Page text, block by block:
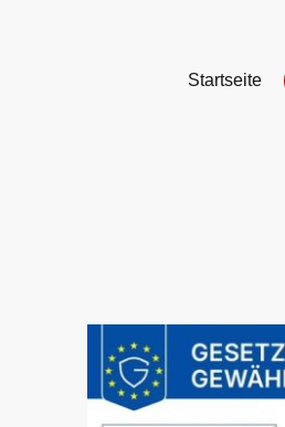
Startseite